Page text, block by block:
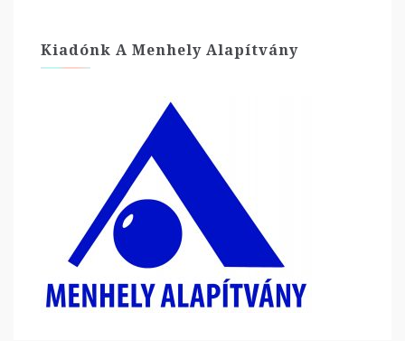
Kiadónk A Menhely Alapítvány